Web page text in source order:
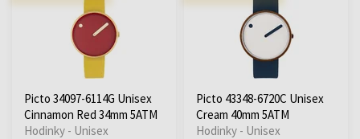
Picto 34097-6114G Unisex
Cinnamon Red 34mm 5ATM
Hodinky - Unisex
Picto 43348-6720C Unisex
Cream 40mm 5ATM
Hodinky - Unisex